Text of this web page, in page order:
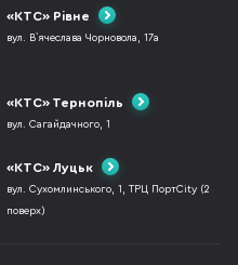
«КТС» Рівне
вул. В`ячеслава Чорновола, 17а
«КТС» Тернопіль
вул. Сагайдачного, 1
«КТС» Луцьк
вул. Сухомлинського, 1, ТРЦ ПортCity (2
поверх)